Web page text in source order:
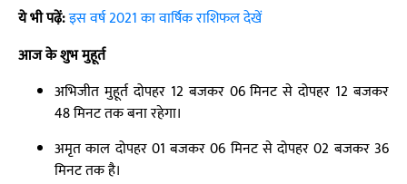
ये भी पढ़ें:इस वर्ष 2021 का वार्षिक राशिफल देखें
आज के शुभ मुहूर्त
अभिजीत मुहूर्त दोपहर 12 बजकर 06 मिनट से दोपहर 12 बजकर
48 मिनट तक बना रहेगा।
अमृत काल दोपहर 01 बजकर 06 मिनट से दोपहर 02 बजकर 36
मिनट तक है।